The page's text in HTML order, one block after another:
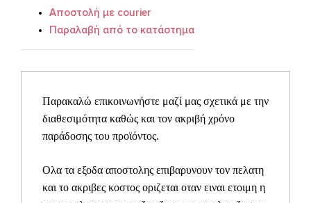
Αποστολή με courier
Παραλαβή από το κατάστημα
Παρακαλώ επικοινωνήστε μαζί μας σχετικά με την
διαθεσιμότητα καθώς και τον ακριβή χρόνο
παράδοσης του προϊόντος.
Ολα τα εξοδα αποστολης επιβαρυνουν τον πελατη
και το ακριβες κοστος οριζεται οταν ειναι ετοιμη η